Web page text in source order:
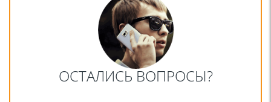
ОСТАЛИСЬ ВОПРОСЫ?